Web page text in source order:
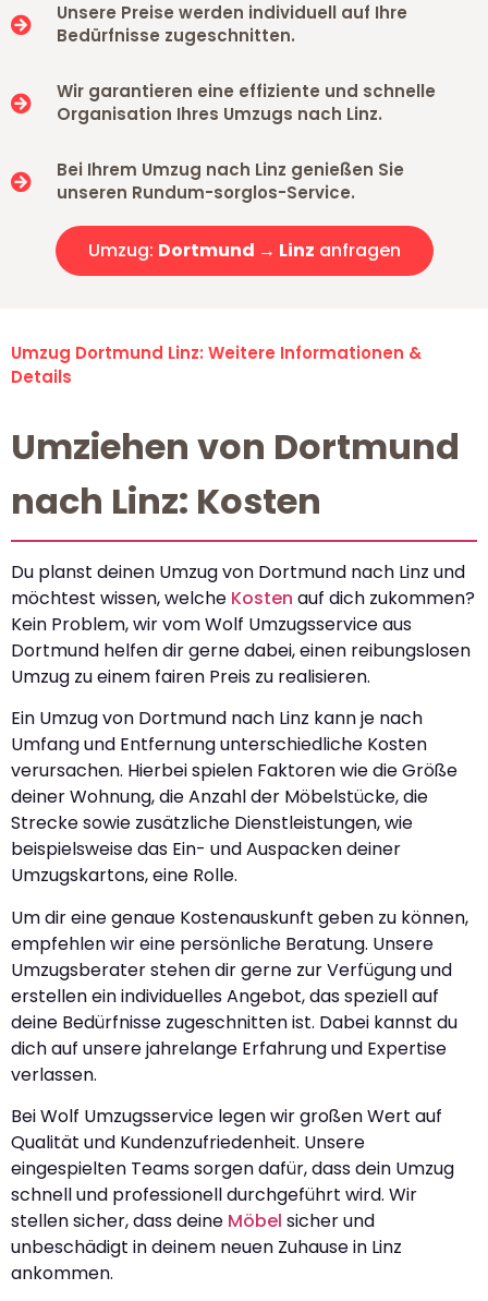
Unsere Preise werden individuell auf Ihre
Bedürfnisse zugeschnitten.
Wir garantieren eine effiziente und schnelle
Organisation Ihres Umzugs nach Linz.
Bei Ihrem Umzug nach Linz genießen Sie
unseren Rundum-sorglos-Service.
Umzug: Dortmund → Linz anfragen
Umzug Dortmund Linz: Weitere Informationen &
Details
Umziehen von Dortmund
nach Linz: Kosten
Du planst deinen Umzug von Dortmund nach Linz und
möchtest wissen, welche Kosten auf dich zukommen?
Kein Problem, wir vom Wolf Umzugsservice aus
Dortmund helfen dir gerne dabei, einen reibungslosen
Umzug zu einem fairen Preis zu realisieren.
Ein Umzug von Dortmund nach Linz kann je nach
Umfang und Entfernung unterschiedliche Kosten
verursachen. Hierbei spielen Faktoren wie die Größe
deiner Wohnung, die Anzahl der Möbelstücke, die
Strecke sowie zusätzliche Dienstleistungen, wie
beispielsweise das Ein- und Auspacken deiner
Umzugskartons, eine Rolle.
Um dir eine genaue Kostenauskunft geben zu können,
empfehlen wir eine persönliche Beratung. Unsere
Umzugsberater stehen dir gerne zur Verfügung und
erstellen ein individuelles Angebot, das speziell auf
deine Bedürfnisse zugeschnitten ist. Dabei kannst du
dich auf unsere jahrelange Erfahrung und Expertise
verlassen.
Bei Wolf Umzugsservice legen wir großen Wert auf
Qualität und Kundenzufriedenheit. Unsere
eingespielten Teams sorgen dafür, dass dein Umzug
schnell und professionell durchgeführt wird. Wir
stellen sicher, dass deine Möbel sicher und
unbeschädigt in deinem neuen Zuhause in Linz
ankommen.